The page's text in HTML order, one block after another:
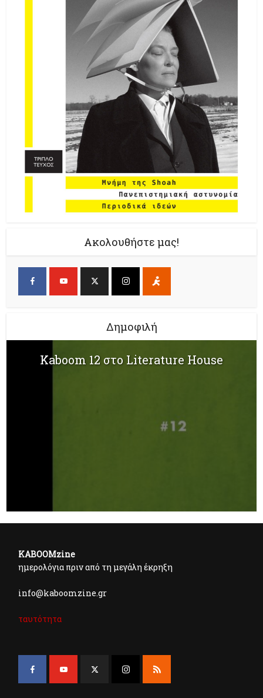
Ακολουθήστε μας!
Δημοφιλή
Kaboom 12 στο Literature House
KABOOMzine
ημερολόγια πριν από τη μεγάλη έκρηξη
info@kaboomzine.gr
ταυτότητα